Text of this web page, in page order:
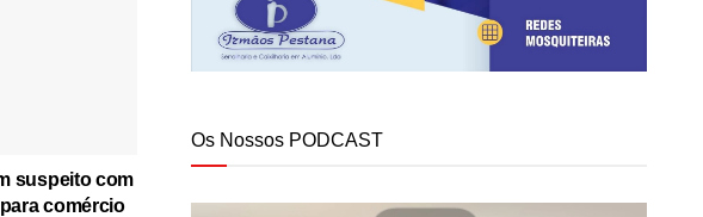
suspeito com
comércio
Os Nossos PODCAST